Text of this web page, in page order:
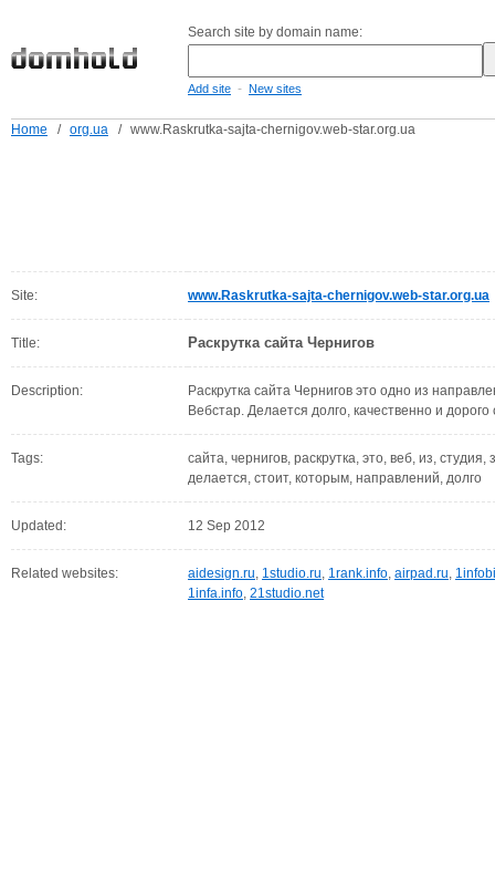
Search site by domain name:
Add site - New sites
Home / org.ua / www.Raskrutka-sajta-chernigov.web-star.org.ua
Site: www.Raskrutka-sajta-chernigov.web-star.org.ua
Title: Раскрутка сайта Чернигов
Description:
Раскрутка сайта Чернигов это одно из
Вебстар. Делается долго, качественно и дорого
Tags:
сайта, чернигов, раскрутка, это, веб, из,
делается, стоит, которым, направлений, долго
Updated: 12 Sep 2012
Related websites: aidesign.ru, 1studio.ru, 1rank.info, airpad.ru,
1infa.info, 21studio.net